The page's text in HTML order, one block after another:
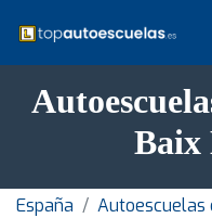
Baix
España
Autoescuelas